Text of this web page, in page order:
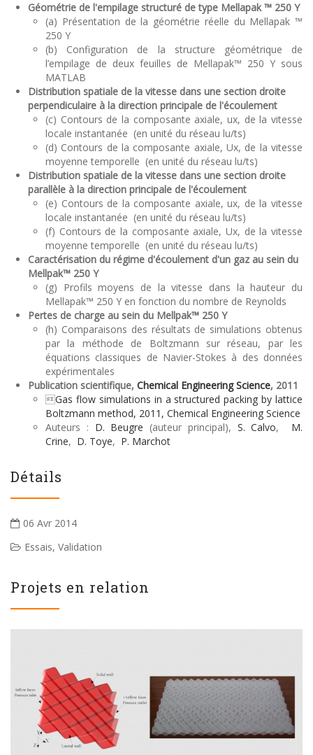
Géométrie de l'empilage structuré de type Mellapak ™ 250 Y
(a) Présentation de la géométrie réelle du Mellapak ™
250 Y
(b) Configuration de la structure géométrique de
l’empilage de deux feuilles de Mellapak™ 250 Y sous
MATLAB
Distribution spatiale de la vitesse dans une section droite
perpendiculaire à la direction principale de l'écoulement
(c) Contours de la composante axiale, ux, de la vitesse
locale instantanée (en unité du réseau lu/ts)
(d) Contours de la composante axiale, Ux, de la vitesse
moyenne temporelle (en unité du réseau lu/ts)
Distribution spatiale de la vitesse dans une section droite
parallèle à la direction principale de l'écoulement
(e) Contours de la composante axiale, ux, de la vitesse
locale instantanée (en unité du réseau lu/ts)
(f) Contours de la composante axiale, Ux, de la vitesse
moyenne temporelle (en unité du réseau lu/ts)
Caractérisation du régime d'écoulement d'un gaz au sein du
Mellpak™ 250 Y
(g) Profils moyens de la vitesse dans la hauteur du
Mellapak™ 250 Y en fonction du nombre de Reynolds
Pertes de charge au sein du Mellpak™ 250 Y
(h) Comparaisons des résultats de simulations obtenus
par la méthode de Boltzmann sur réseau, par les
équations classiques de Navier-Stokes à des données
expérimentales
Publication scientifique, Chemical Engineering Science, 2011
Gas flow simulations in a structured packing by lattice
Boltzmann method, 2011, Chemical Engineering Science
Auteurs : D. Beugre (auteur principal), S. Calvo, M.
Crine, D. Toye, P. Marchot
Détails
06 Avr 2014
Essais, Validation
Projets en relation